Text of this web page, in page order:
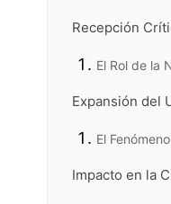
Recepción
El Rol de la
Expansión del
El
Impacto en la